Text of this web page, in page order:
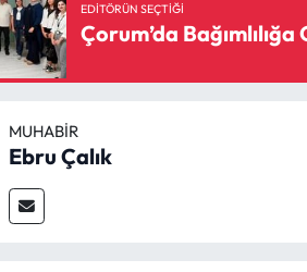
EDITÖRÜN SEÇTIĞI
Çorum’da
MUHABIR
Ebru Çalık